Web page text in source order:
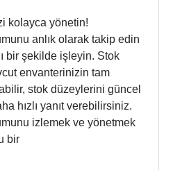
kolayca yönetin!
anlık olarak takip edin
bir şekilde işleyin. Stok
envanterinizin tam
stok düzeylerini güncel
hızlı yanıt verebilirsiniz.
izlemek ve yönetmek
bir